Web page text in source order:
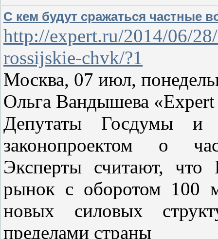
С кем будут сражаться частные
http://expert.ru/2014/06/
rossijskie-chvk/?1
Москва, 07 июл,
Ольга Вандышева
Депутаты Госдумы и
законопроектом о
Эксперты считают,
рынок с оборотом 100
новых силовых
пределами страны